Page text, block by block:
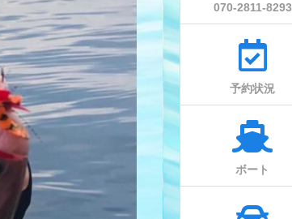
070-2811-8293
予約状況
ボート